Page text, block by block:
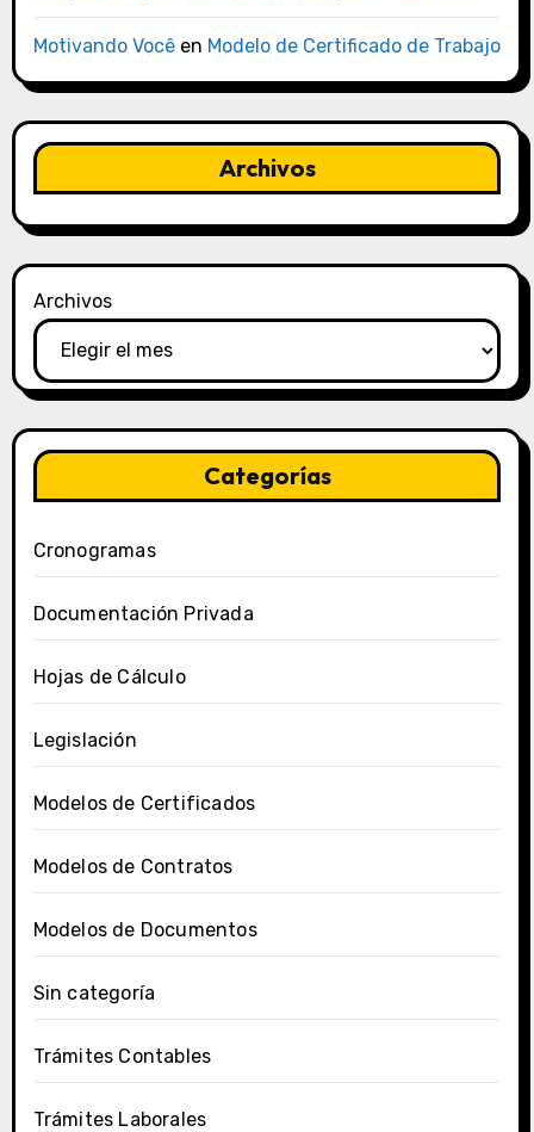
Motivando Vocêen Modelo de Certificado de Trabajo
Archivos
Archivos
Categorías
Cronogramas
Documentación Privada
Hojas de Cálculo
Legislación
Modelos de Certificados
Modelos de Contratos
Modelos de Documentos
Sin categoría
Trámites Contables
Trámites Laborales